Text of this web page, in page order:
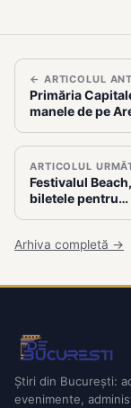
← ARTICOLUL
Primăria
manele de pe
ARTICOLUL
Festivalul
biletele pentru…
Arhiva completă →
Știri din București:
evenimente,